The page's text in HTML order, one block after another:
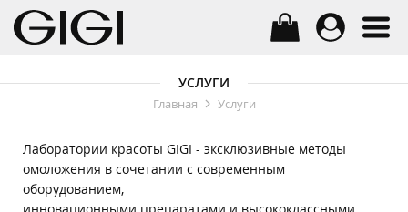
УСЛУГИ
Главная Услуги
Лаборатории красоты GIGI - эксклюзивные методы
омоложения в сочетании с современным
оборудованием,